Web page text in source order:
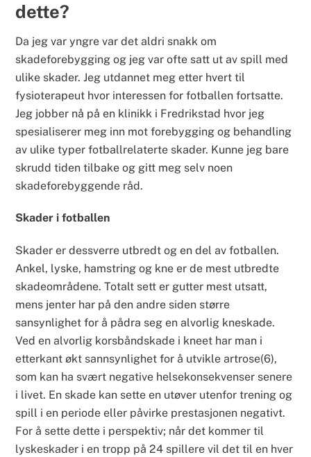
dette?
Da jeg var yngre var det aldri snakk om
skadeforebygging og jeg var ofte satt ut av spill med
ulike skader. Jeg utdannet meg etter hvert til
fysioterapeut hvor interessen for fotballen fortsatte.
Jeg jobber nå på en klinikk i Fredrikstad hvor jeg
spesialiserer meg inn mot forebygging og behandling
av ulike typer fotballrelaterte skader. Kunne jeg bare
skrudd tiden tilbake og gitt meg selv noen
skadeforebyggende råd.
Skader i fotballen
Skader er dessverre utbredt og en del av fotballen.
Ankel, lyske, hamstring og kne er de mest utbredte
skadeområdene. Totalt sett er gutter mest utsatt,
mens jenter har på den andre siden større
sansynlighet for å pådra seg en alvorlig kneskade.
Ved en alvorlig korsbåndskade i kneet har man i
etterkant økt sannsynlighet for å utvikle artrose(6),
som kan ha svært negative helsekonsekvenser senere
i livet. En skade kan sette en utøver utenfor trening og
spill i en periode eller påvirke prestasjonen negativt.
For å sette dette i perspektiv; når det kommer til
lyskeskader i en tropp på 24 spillere vil det til en hver